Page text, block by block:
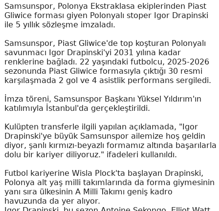
Samsunspor, Polonya Ekstraklasa ekiplerinden Piast
Gliwice forması giyen Polonyalı stoper Igor Drapinski
ile 5 yıllık sözleşme imzaladı.
Samsunspor, Piast Gliwice'de top koşturan Polonyalı
savunmacı Igor Drapinski'yi 2031 yılına kadar
renklerine bağladı. 22 yaşındaki futbolcu, 2025-2026
sezonunda Piast Gliwice formasıyla çıktığı 30 resmi
karşılaşmada 2 gol ve 4 asistlik performans sergiledi.
İmza töreni, Samsunspor Başkanı Yüksel Yıldırım'ın
katılımıyla İstanbul'da gerçekleştirildi.
Kulüpten transferle ilgili yapılan açıklamada, "Igor
Drapinski'ye büyük Samsunspor ailemize hoş geldin
diyor, şanlı kırmızı-beyazlı formamız altında başarılarla
dolu bir kariyer diliyoruz." ifadeleri kullanıldı.
Futbol kariyerine Wisla Plock'ta başlayan Drapinski,
Polonya alt yaş milli takımlarında da forma giymesinin
yanı sıra ülkesinin A Milli Takımı geniş kadro
havuzunda da yer alıyor.